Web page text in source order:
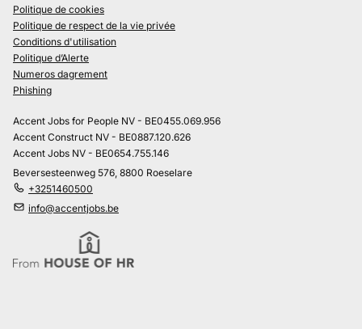
Politique de cookies
Politique de respect de la vie privée
Conditions d'utilisation
Politique d’Alerte
Numeros dagrement
Phishing
Accent Jobs for People NV - BE0455.069.956
Accent Construct NV - BE0887.120.626
Accent Jobs NV - BE0654.755.146
Beversesteenweg 576, 8800 Roeselare
+3251460500
info@accentjobs.be